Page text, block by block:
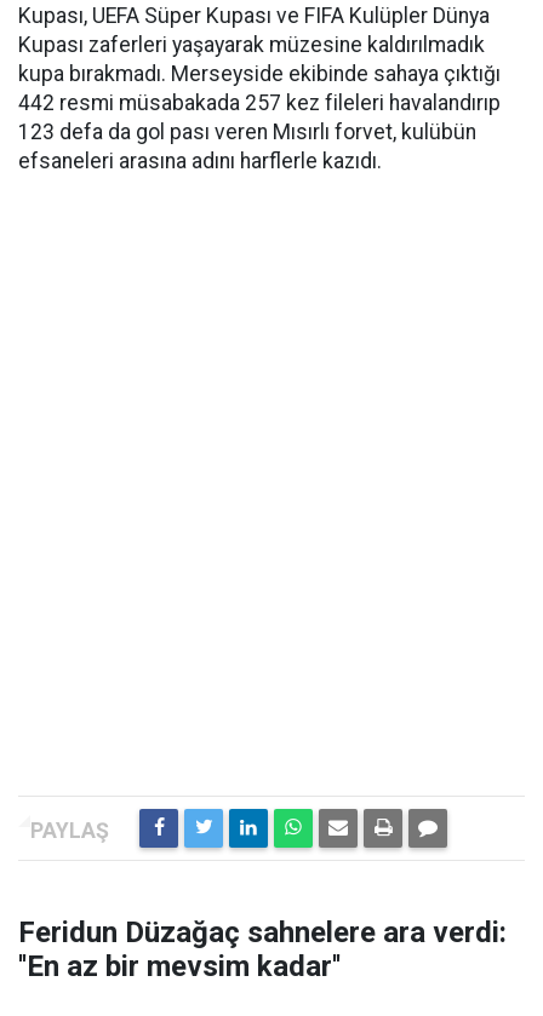
Kupası, UEFA Süper Kupası ve FIFA Kulüpler Dünya
Kupası zaferleri yaşayarak müzesine kaldırılmadık
kupa bırakmadı. Merseyside ekibinde sahaya çıktığı
442 resmi müsabakada 257 kez fileleri havalandırıp
123 defa da gol pası veren Mısırlı forvet, kulübün
efsaneleri arasına adını harflerle kazıdı.
Feridun Düzağaç sahnelere ara verdi:
''En az bir mevsim kadar''